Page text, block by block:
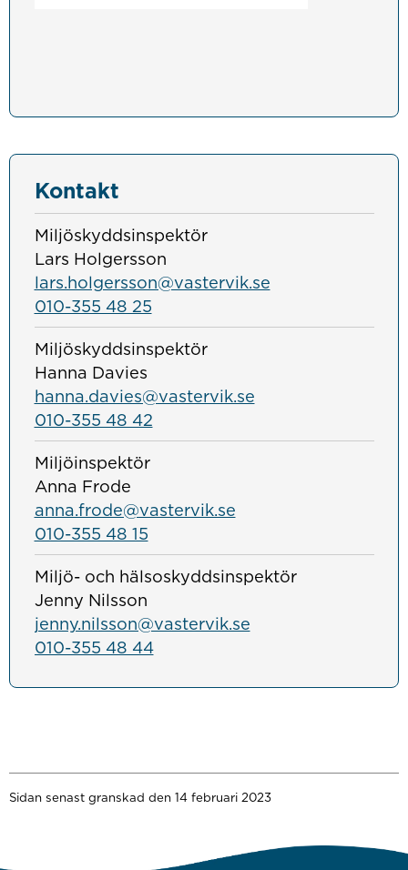
Kontakt
Miljöskyddsinspektör
Lars Holgersson
lars.holgersson@vastervik.se
010-355 48 25
Miljöskyddsinspektör
Hanna Davies
hanna.davies@vastervik.se
010-355 48 42
Miljöinspektör
Anna Frode
anna.frode@vastervik.se
010-355 48 15
Miljö- och hälsoskyddsinspektör
Jenny Nilsson
jenny.nilsson@vastervik.se
010-355 48 44
Sidan senast granskad den 14 februari 2023